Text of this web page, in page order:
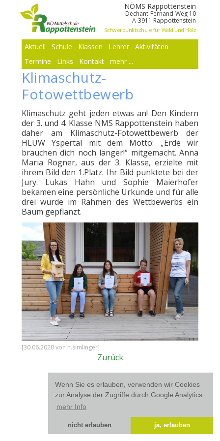
Wenn Sie es erlauben, verwenden wir Cookies
zur Analyse der Zugriffe durch Google Analytics.
mehr Info
nicht erlauben ja, erlauben
NÖMS Rappottenstein
Dechant-Fernand-Weg 10
A-3911 Rappottenstein
Schwerpunktschule für Wald und Holz
Aktuell Schule Klassen Lehrer
Aktivitäten
Termine
Links Kontakt mehr ...
Klimaschutz-
Fotowettbewerb
Klimaschutz geht jeden etwas an! Den Kindern
der 3. und 4. Klasse NMS Rappottenstein haben
daher am Klimaschutz-Fotowettbewerb der
HLUW Yspertal mit dem Motto: „Erde wir
brauchen dich noch länger!“ mitgemacht. Anna
Maria Rogner, aus der 3. Klasse, erzielte mit
ihrem Bild den 1.Platz. Ihr Bild punktete bei der
Jury. Lukas Hahn und Sophie Maierhofer
bekamen eine persönliche Urkunde und für alle
drei wurde im Rahmen des Wettbewerbs ein
Baum gepflanzt.
[30.06.2020von n.simlinger]
Zurück